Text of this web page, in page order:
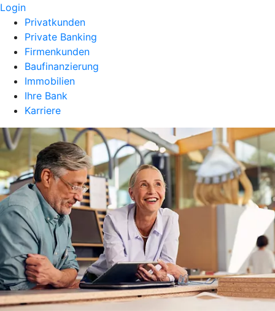
Login
Privatkunden
Private Banking
Firmenkunden
Baufinanzierung
Immobilien
Ihre Bank
Karriere